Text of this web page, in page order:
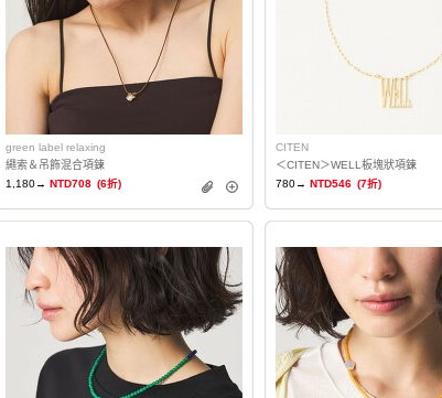
green label relaxing
繩索＆吊飾混合項鍊
1,180→ NTD708 (6折)
CITEN
＜CITEN＞WELL板塊狀項鍊
780→ NTD546 (7折)